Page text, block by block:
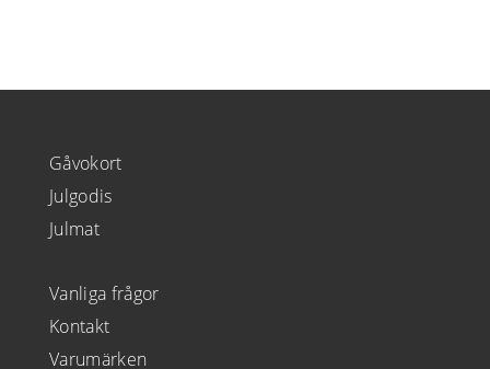
Gåvokort
Julgodis
Julmat
Vanliga frågor
Kontakt
Varumärken